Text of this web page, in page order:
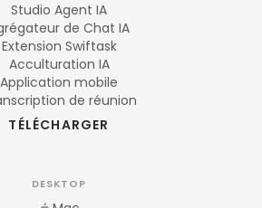
Studio Agent IA
de Chat IA
Extension Swiftask
Acculturation IA
Application mobile
de réunion
TÉLÉCHARGER
DESKTOP